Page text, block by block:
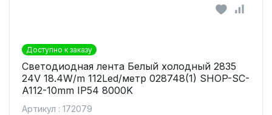
Доступно к заказу
Светодиодная лента Белый холодный 2835
24V 18.4W/m 112Led/метр 028748(1) SHOP-SC-
A112-10mm IP54 8000K
Артикул : 172079